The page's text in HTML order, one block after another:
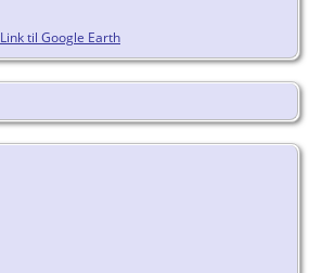
Link til Google Earth